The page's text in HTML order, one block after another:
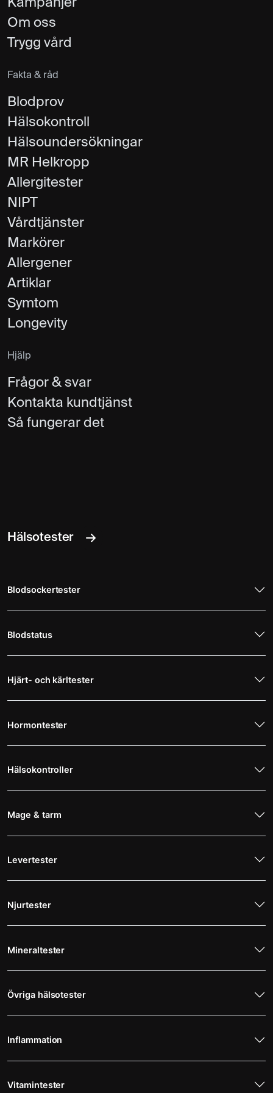
Kampanjer
Om oss
Trygg vård
Fakta & råd
Blodprov
Hälsokontroll
Hälsoundersökningar
MR Helkropp
Allergitester
NIPT
Vårdtjänster
Markörer
Allergener
Artiklar
Symtom
Longevity
Hjälp
Frågor & svar
Kontakta kundtjänst
Så fungerar det
Hälsotester
Blodsockertester
Blodstatus
Hjärt- och kärltester
Hormontester
Hälsokontroller
Mage & tarm
Levertester
Njurtester
Mineraltester
Övriga hälsotester
Inflammation
Vitamintester